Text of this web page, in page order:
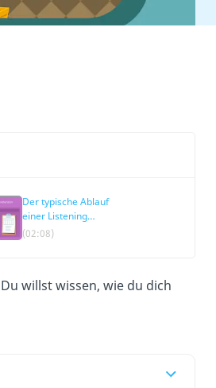
Der typische Ablauf
einer Listening
Comprehension
(02:08)
willst wissen, wie du dich